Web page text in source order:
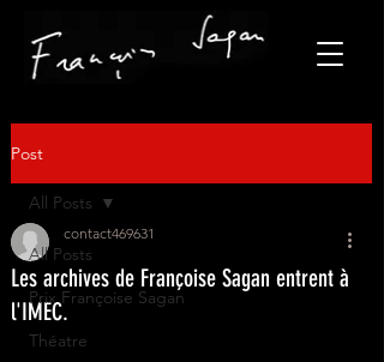
Post
All Posts
Prix Françoise Sagan
Théatre
All Posts
Les archives de Françoise Sagan entrent à
l'IMEC.
contact469631